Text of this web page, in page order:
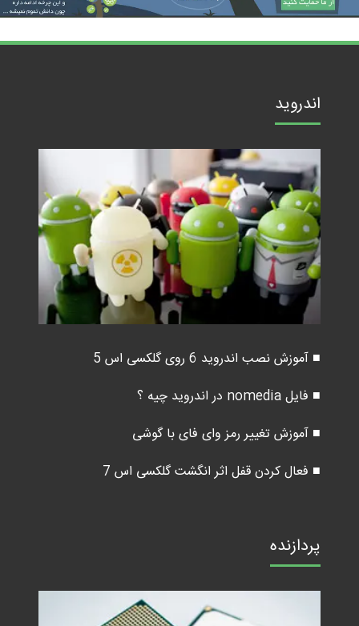
اندروید
■ آموزش نصب اندروید 6 روی گلکسی اس 5
■ فایل nomedia در اندروید چیه ؟
■ آموزش تغییر رمز وای فای با گوشی
■ فعال کردن قفل اثر انگشت گلکسی اس 7
پردازنده